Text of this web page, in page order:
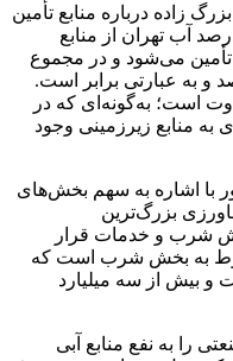
زاده درباره منابع تأمین
کشور اظهار کرد: حدود ۵۲ درصد آب تهران از منابع
تأمین می‌شود و در مجموع
نسبت تأمین آب ۵۰ درصد و به عبارتی برابر است.
است؛ به‌گونه‌ای که در
منابع زیرزمینی وجود
با اشاره به سهم بخش‌های
بزرگ‌ترین
شرب و خدمات قرار
آب مربوط به بخش شرب است که
و بیش از سه میلیارد
را به نفع منابع آبی